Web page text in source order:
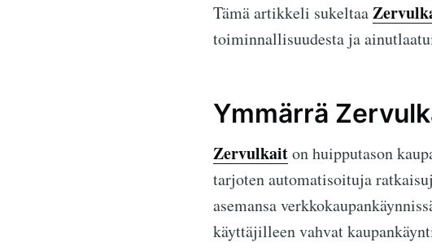
Tämä artikkeli sukeltaa
toiminnallisuudesta ja
Ymmärrä
Zervulkaiton huipputason
tarjoten automatisoituja
asemansa
käyttäjilleen vahvat